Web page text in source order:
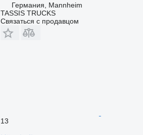
Германия, Mannheim
TASSIS TRUCKS
Связаться с продавцом
13